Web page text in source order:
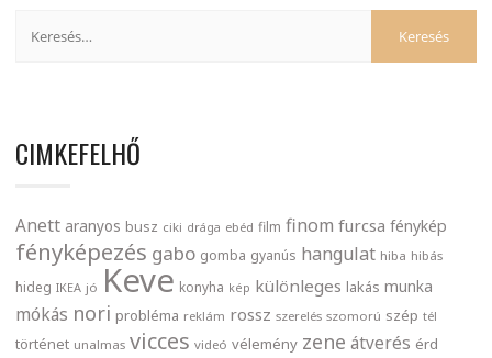
CIMKEFELHŐ
Anett aranyos busz ciki drága ebéd film finom furcsa fénykép
fényképezés gabo gomba gyanús hangulat hiba hibás
hideg IKEA jó Keve konyha kép különleges lakás munka
mókás nori probléma reklám rossz szerelés szomorú szép tél
történet unalmas vicces videó vélemény zene átverés érd